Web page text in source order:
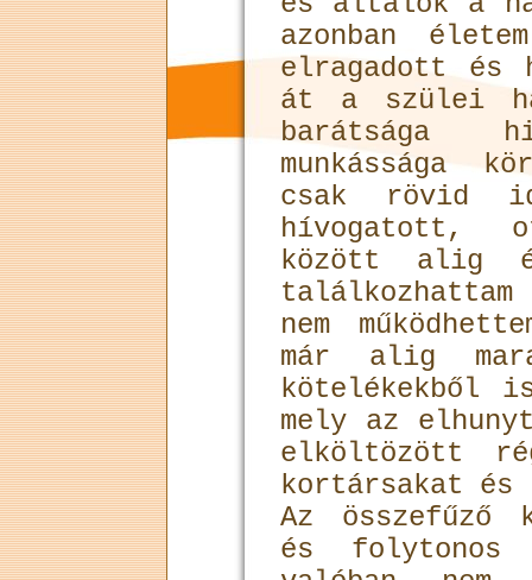
azonban
elragadott és
át a szülei
barátsága
munkássága
csak rövid
hívogatott,
között alig
nem
már alig
kötelékekből
mely az
elköltözött
kortársakat
Az összefűző
és folytonos